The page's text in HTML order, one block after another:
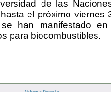
de las
el próximo viernes
han manifestado
para biocombustibles.